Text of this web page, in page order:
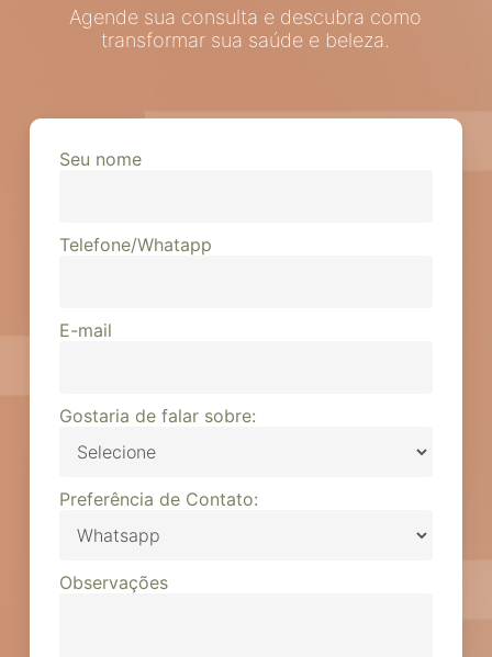
Agende sua consulta e descubra como
transformar sua saúde e beleza.
Seu nome
Telefone/Whatapp
E-mail
Gostaria de falar sobre:
Preferência de Contato:
Observações